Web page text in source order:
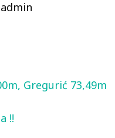
Gregurić 73,49m
!!